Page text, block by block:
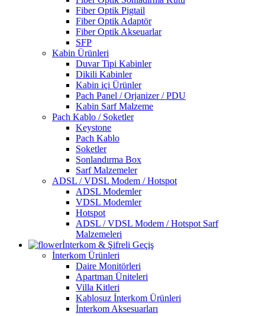
Fiber Optik Pigtail
Fiber Optik Adaptör
Fiber Optik Akseuarlar
SFP
Kabin Ürünleri
Duvar Tipi Kabinler
Dikili Kabinler
Kabin içi Ürünler
Pach Panel / Orjanizer / PDU
Kabin Sarf Malzeme
Pach Kablo / Soketler
Keystone
Pach Kablo
Soketler
Sonlandırma Box
Sarf Malzemeler
ADSL / VDSL Modem / Hotspot
ADSL Modemler
VDSL Modemler
Hotspot
ADSL / VDSL Modem / Hotspot Sarf
Malzemeleri
İnterkom & Şifreli Geçiş
İnterkom Ürünleri
Daire Monitörleri
Apartman Üniteleri
Villa Kitleri
Kablosuz İnterkom Ürünleri
İnterkom Aksesuarları